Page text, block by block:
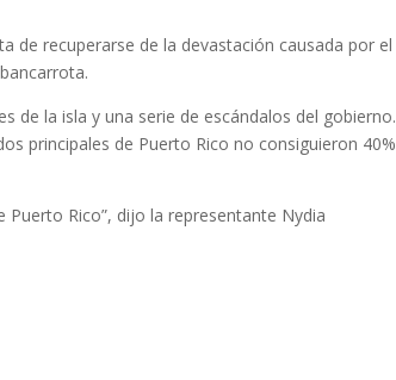
de recuperarse de la devastación causada por el
de la isla y una serie de escándalos del gobierno.
principales de Puerto Rico no consiguieron 40%
Rico”, dijo la representante Nydia